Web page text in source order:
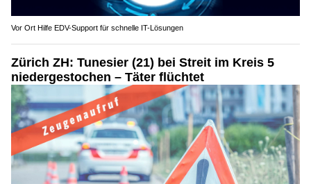
Vor Ort Hilfe EDV-Support für schnelle IT-Lösungen
Zürich ZH: Tunesier (21) bei Streit im Kreis 5
niedergestochen – Täter flüchtet